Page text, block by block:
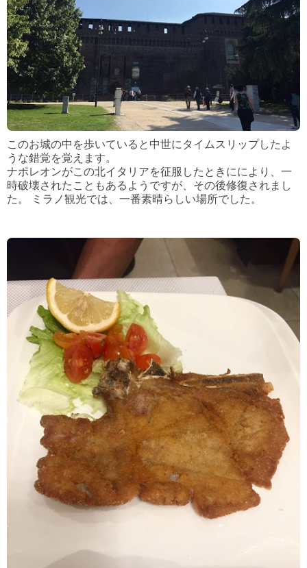
このお城の中を歩いていると中世にタイムスリップしたよ
うな錯覚を覚えます。
ナポレオンがこの北イタリアを征服したときににより、一
時破壊されたこともあるようですが、 その後修復されまし
た。 ミラノ観光では、一番素晴らしい場所でした。